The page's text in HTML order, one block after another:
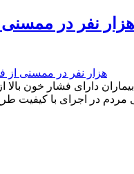
در اجرای با کیفیت